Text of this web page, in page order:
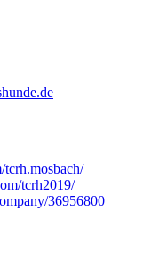
tcrh2019/
36956800